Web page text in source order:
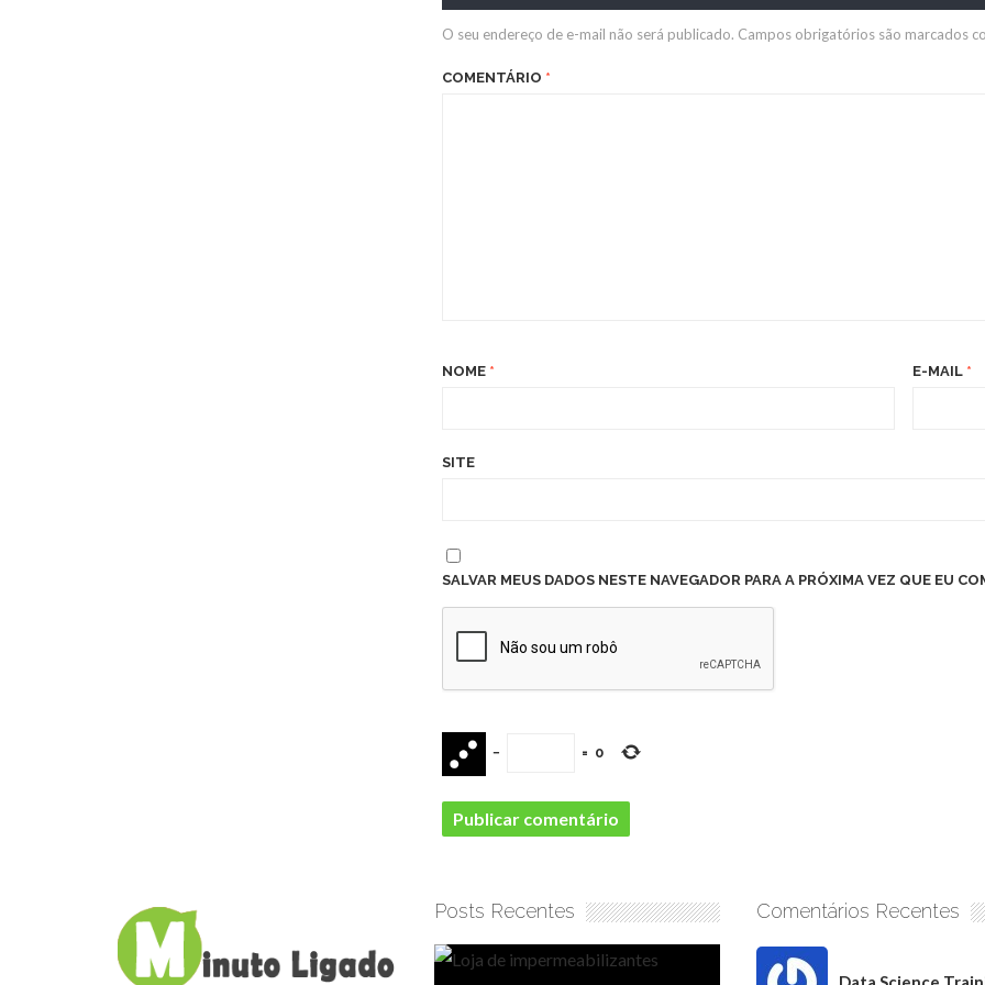
O seu endereço de e-mail não será publicado. Campos obrigatórios são marcados
COMENTÁRIO *
NOME * E-MAIL *
SITE
SALVAR MEUS DADOS NESTE NAVEGADOR PARA A PRÓXIMA VEZ QUE EU
− = 0
Posts Recentes Comentários Recentes